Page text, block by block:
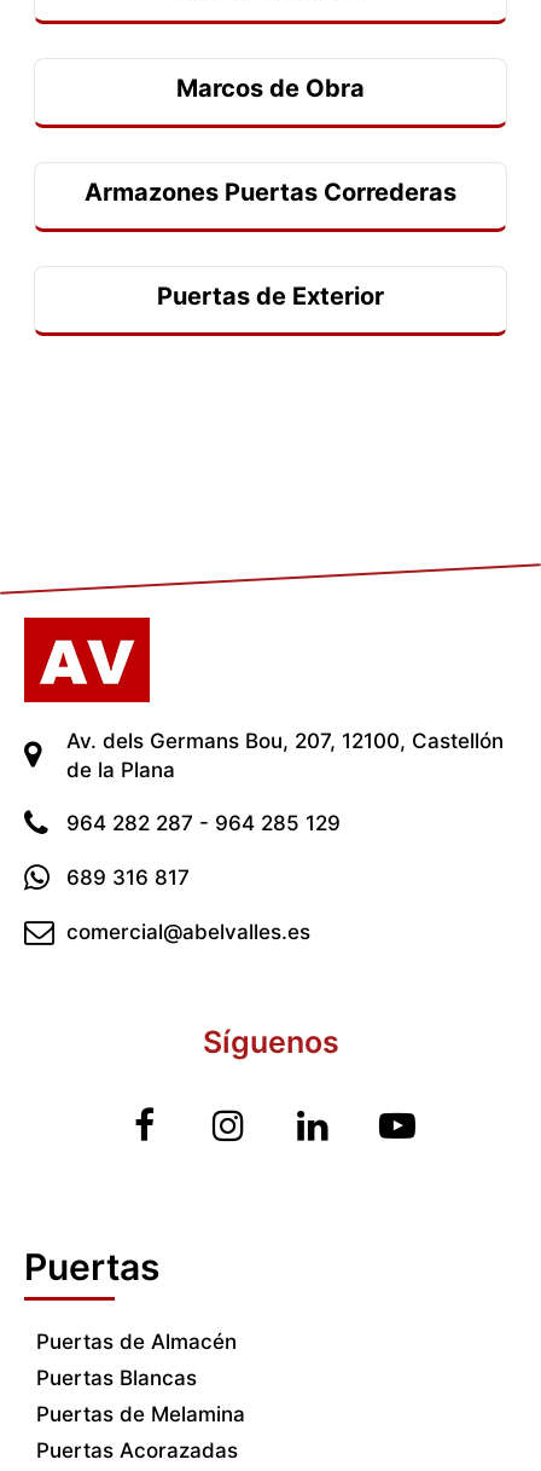
Marcos de Obra
Armazones Puertas Correderas
Puertas de Exterior
Av. dels Germans Bou, 207, 12100, Castellón
de la Plana
964 282 287 - 964 285 129
689 316 817
comercial@abelvalles.es
Síguenos
Puertas
Puertas de Almacén
Puertas Blancas
Puertas de Melamina
Puertas Acorazadas